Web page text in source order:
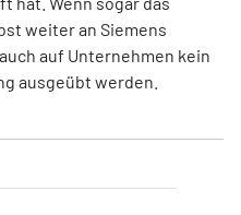
weiter an Siemens
auf Unternehmen kein
ausgeübt werden.